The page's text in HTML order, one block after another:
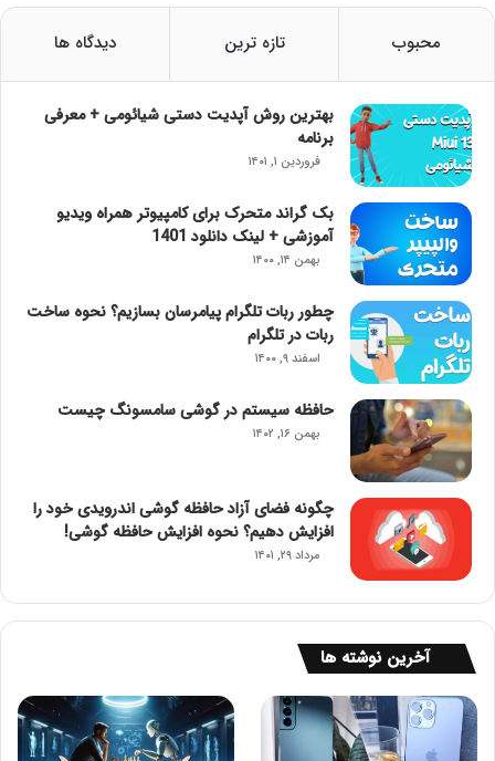
محبوب تازه ترین دیدگاه ها
بهترین روش آپدیت دستی شیائومی + معرفی
برنامه
فروردین ۱, ۱۴۰۱
بک گراند متحرک برای کامپیوتر همراه ویدیو
آموزشی + لینک دانلود 1401
بهمن ۱۴, ۱۴۰۰
چطور ربات تلگرام پیامرسان بسازیم؟ نحوه ساخت
ربات در تلگرام
اسفند ۹, ۱۴۰۰
حافظه سیستم در گوشی سامسونگ چیست
بهمن ۱۶, ۱۴۰۲
چگونه فضای آزاد حافظه گوشی اندرویدی خود را
افزایش دهیم؟ نحوه افزایش حافظه گوشی!
مرداد ۲۹, ۱۴۰۱
آخرین نوشته ها